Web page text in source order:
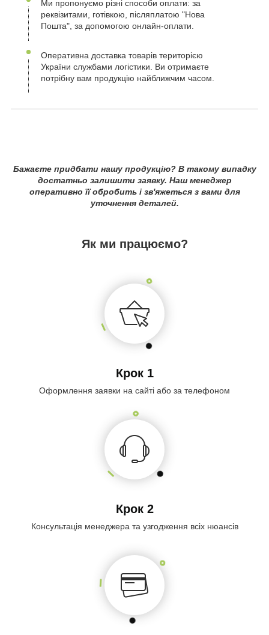
Ми пропонуємо різні способи оплати: за
реквізитами, готівкою, післяплатою "Нова
Пошта", за допомогою онлайн-оплати.
Оперативна доставка товарів територією
України службами логістики. Ви отримаєте
потрібну вам продукцію найближчим часом.
Бажаєте придбати нашу продукцію? В такому випадку
достатньо залишити заявку. Наш менеджер
оперативно її обробить і зв'яжеться з вами для
уточнення деталей.
Як ми працюємо?
Крок 1
Оформлення заявки на сайті або за телефоном
Крок 2
Консультація менеджера та узгодження всіх нюансів